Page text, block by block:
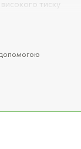
тиску
допомогою